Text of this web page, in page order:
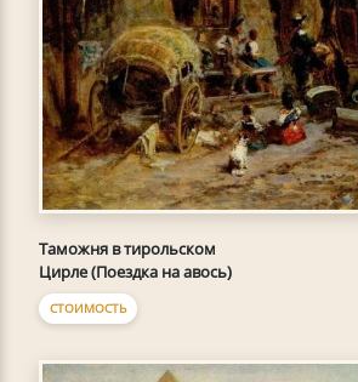
Таможня в тирольском
Цирле (Поездка на авось)
СТОИМОСТЬ